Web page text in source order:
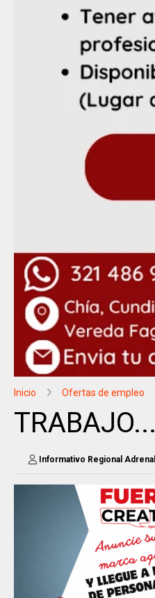
Inicio Ofertas de empleo
Informativo Regional